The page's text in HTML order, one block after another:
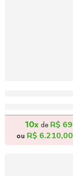
10xde R$
ou R$ 6.210,00